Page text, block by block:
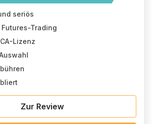
seriös
Trading
Lizenz
Zur Review